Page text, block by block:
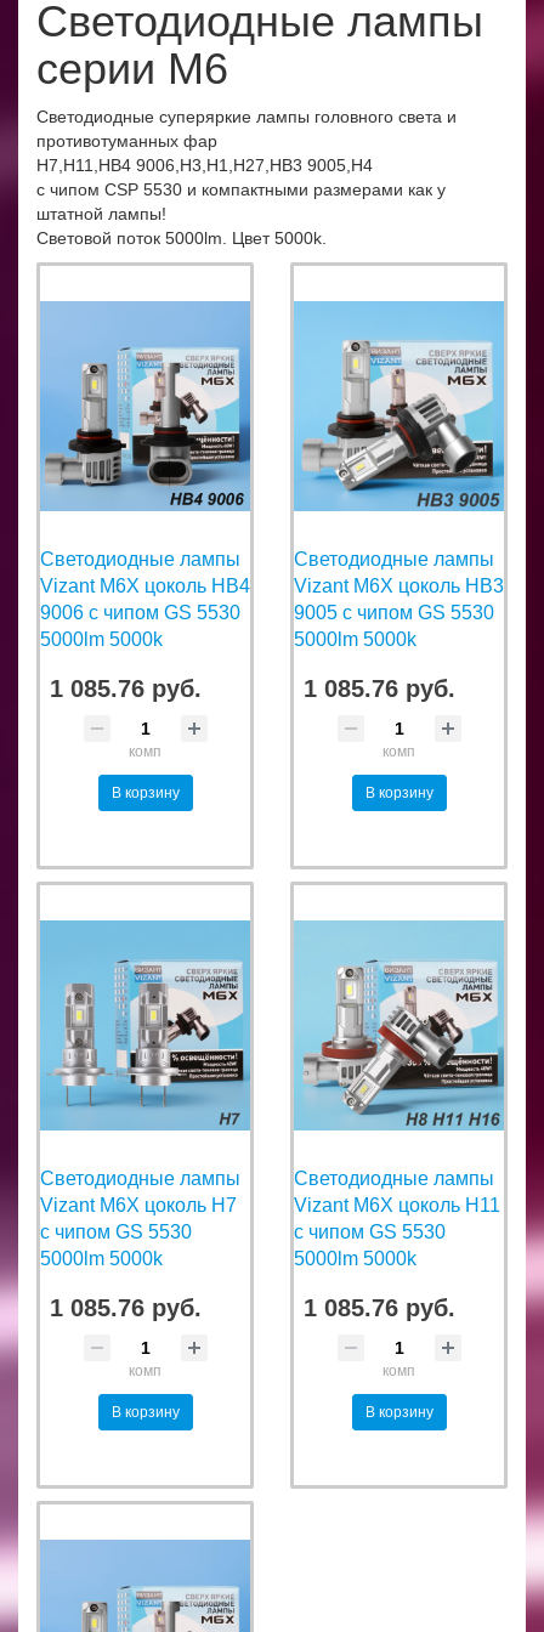
Светодиодные лампы
серии М6
Светодиодные суперяркие лампы головного света и
противотуманных фар
Н7,Н11,HB4 9006,Н3,Н1,H27,HB3 9005,H4
с чипом CSP 5530 и компактными размерами как у
штатной лампы!
Световой поток 5000lm. Цвет 5000k.
Светодиодные лампы
Vizant M6X цоколь HB4
9006 с чипом GS 5530
5000lm 5000k
1 085.76 руб.
комп
В корзину
Светодиодные лампы
Vizant M6X цоколь HB3
9005 с чипом GS 5530
5000lm 5000k
1 085.76 руб.
комп
В корзину
Светодиодные лампы
Vizant M6X цоколь H7
с чипом GS 5530
5000lm 5000k
1 085.76 руб.
комп
В корзину
Светодиодные лампы
Vizant M6X цоколь H11
с чипом GS 5530
5000lm 5000k
1 085.76 руб.
комп
В корзину